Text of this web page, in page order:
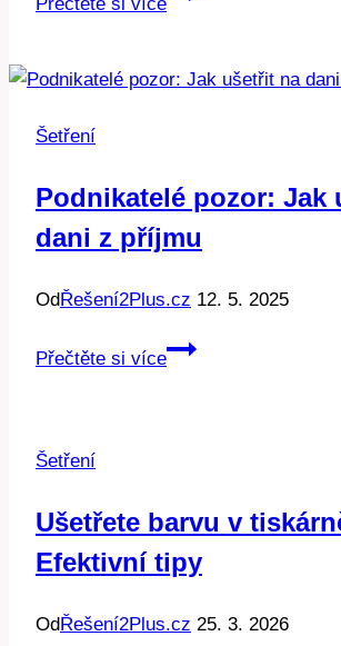
Jak
životní
prostředí!
Šetření
Podnikatelé pozor: Jak
dani z příjmu
OdŘešení2Plus.cz 12. 5. 2025
Přečtěte si více
Podnikatelé
z
příjmu
Šetření
Ušetřete barvu v
Efektivní tipy
OdŘešení2Plus.cz 25. 3. 2026